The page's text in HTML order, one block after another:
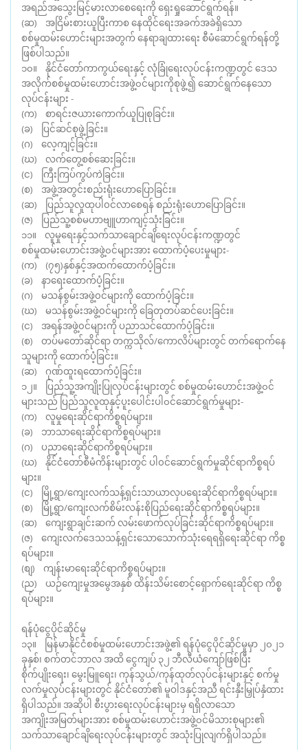
အရည်အသွေးမြင့်မားလာစေရေးကို ရှေးရှုဆောင်ရွက်ရန်။
(ဆ) အငြိမ်းစားယူပြီးကာစ နေထိုင်ရေးအခက်အခဲရှိသော
စစ်မှုထမ်းဟောင်းများအတွက် နေရာချထားရေး စီမံဆောင်ရွက်ရန်တို့
ဖြစ်ပါသည်။
၁၀။ နိုင်ငံတော်ကာကွယ်ရေးနှင့် လုံခြုံရေးလုပ်ငန်းကဏ္ဍတွင် ဒေသ
အလိုက်စစ်မှုထမ်းဟောင်းအဖွဲ့၀င်များကိုစုဖွဲ့၍ ဆောင်ရွက်နေသော
လုပ်ငန်းများ -
(က) စာရင်းဇယားကောက်ယူပြုစုခြင်း။
(ခ) ပြင်ဆင်စုဖွဲ့ခြင်း။
(ဂ) လေ့ကျင့်ခြင်း။
(ဃ) လက်တွေ့စစ်ဆေးခြင်း။
(င) ကြီးကြပ်ကွပ်ကဲခြင်း။
(စ) အဖွဲ့အတွင်းစည်းရုံးဟောပြောခြင်း။
(ဆ) ပြည်သူလူထုပါ၀င်လာစေရန် စည်းရုံးဟောပြောခြင်း။
(ဇ) ပြည်သူ့စစ်မဟာဗျူဟာကျင့်သုံးခြင်း။
၁၁။ လူမှုရေးနှင့်သက်သာချောင်ချိရေးလုပ်ငန်းကဏ္ဍတွင်
စစ်မှုထမ်းဟောင်းအဖွဲ့၀င်များအား ထောက်ပံ့ပေးမှုများ-
(က) (၇၅)နှစ်နှင့်အထက်ထောက်ပံ့ခြင်း။
(ခ) နာရေးထောက်ပံ့ခြင်း။
(ဂ) မသန်စွမ်းအဖွဲ့၀င်များကို ထောက်ပံ့ခြင်း။
(ဃ) မသန်စွမ်းအဖွဲ့၀င်များကို ခြေတုတပ်ဆင်ပေးခြင်း။
(င) အရန်အဖွဲ့၀င်များကို ပညာသင်ထောက်ပံ့ခြင်း။
(စ) တပ်မတော်ဆိုင်ရာ တက္ကသိုလ်/ကောလိပ်များတွင် တက်ရောက်နေ
သူများကို ထောက်ပံ့ခြင်း။
(ဆ) ဂုဏ်ထူးရထောက်ပံ့ခြင်း။
၁၂။ ပြည်သူ့အကျိုးပြုလုပ်ငန်းများတွင် စစ်မှုထမ်းဟောင်းအဖွဲ့၀င်
များသည် ပြည်သူလူထုနှင့်ပူးပေါင်းပါ၀င်ဆောင်ရွက်မှုများ-
(က) လူမှုရေးဆိုင်ရာကိစ္စရပ်များ။
(ခ) ဘာသာရေးဆိုင်ရာကိစ္စရပ်များ။
(ဂ) ပညာရေးဆိုင်ရာကိစ္စရပ်များ။
(ဃ) နိုင်ငံတော်စီမံကိန်းများတွင် ပါ၀င်ဆောင်ရွက်မှုဆိုင်ရာကိစ္စရပ်
များ။
(င) မြို့ရွာ/ကျေးလက်သန့်ရှင်းသာယာလှပရေးဆိုင်ရာကိစ္စရပ်များ။
(စ) မြို့ရွာ/ကျေးလက်စိမ်းလန်းစိုပြည်ရေးဆိုင်ရာကိစ္စရပ်များ။
(ဆ) ကျေးရွာချင်းဆက် လမ်းဖောက်လုပ်ခြင်းဆိုင်ရာကိစ္စရပ်များ။
(ဇ) ကျေးလက်ဒေသသန့်ရှင်းသောသောက်သုံးရေရရှိရေးဆိုင်ရာ ကိစ္စ
ရပ်များ။
(စျ) ကျန်းမာရေးဆိုင်ရာကိစ္စရပ်များ။
(ည) ယဉ်ကျေးမှုအမွေအနှစ် ထိန်းသိမ်းစောင့်ရှောက်ရေးဆိုင်ရာ ကိစ္စ
ရပ်များ။
ရန်ပုံငွေပိုင်ဆိုင်မှု
၁၃။ မြန်မာနိုင်ငံစစ်မှုထမ်းဟောင်းအဖွဲ့၏ ရန်ပုံငွေပိုင်ဆိုင်မှုမှာ ၂၀၂၁
ခုနှစ်၊ စက်တင်ဘာလ အထိ ငွေကျပ် ၃၂ ဘီလီယံကျော်ဖြစ်ပြီး
စိုက်ပျိုးရေး၊ မွေးမြူရေး၊ ကုန်သွယ်/ကုန်ထုတ်လုပ်ငန်းများနှင့် စက်မှု
လက်မှုလုပ်ငန်းများတွင် နိုင်ငံတော်၏ မူဝါဒနှင့်အညီ ရင်းနှီးမြှုပ်နှံထား
ရှိပါသည်။ အဆိုပါ စီးပွားရေးလုပ်ငန်းများမှ ရရှိလာသော
အကျိုးအမြတ်များအား စစ်မှုထမ်းဟောင်းအဖွဲ့၀င်မိသားစုများ၏
သက်သာချောင်ချိရေးလုပ်ငန်းများတွင် အသုံးပြုလျက်ရှိပါသည်။